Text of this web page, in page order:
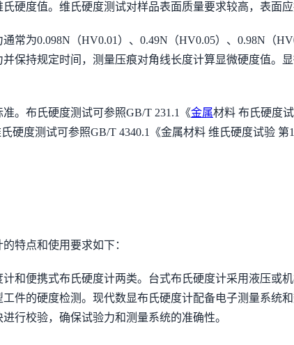
硬度值。维氏硬度测试对样品表面质量要求较高，表面应
常为0.098N（HV0.01）、0.49N（HV0.05）、0.98N（
保持规定时间，测量压痕对角线长度计算显微硬度值。
。布氏硬度测试可参照GB/T 231.1《金属材料 布氏硬度
硬度测试可参照GB/T 4340.1《金属材料 维氏硬度试验
特点和使用要求如下：
和便携式布氏硬度计两类。台式布氏硬度计采用液压或
件的硬度检测。现代数显布氏硬度计配备电子测量系统
行校验，确保试验力和测量系统的准确性。